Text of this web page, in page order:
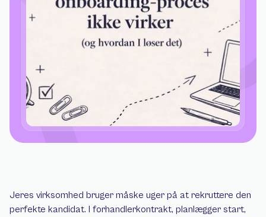
Jeres virksomhed bruger måske uger på at rekruttere den
perfekte kandidat. I forhandlerkontrakt, planlægger start,